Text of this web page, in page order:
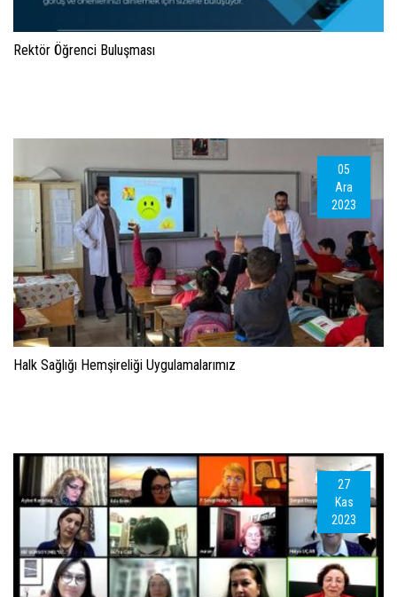
Rektör Öğrenci Buluşması
05
Ara
2023
Halk Sağlığı Hemşireliği Uygulamalarımız
27
Kas
2023